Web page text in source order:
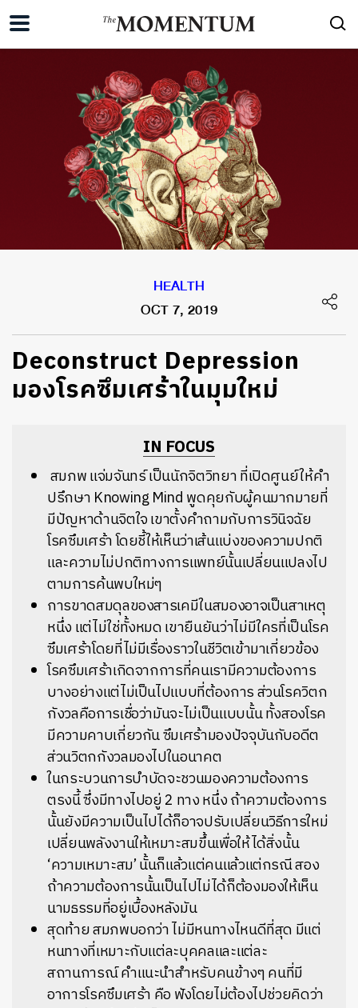
HEALTH
OCT 7, 2019
Deconstruct Depression
มองโรคซึมเศร้าในมุมใหม่
IN FOCUS
สมภพ แจ่มจันทร์ เป็นนักจิตวิทยา ที่เปิดศูนย์ให้คำ
ปรึกษา Knowing Mind พูดคุยกับผู้คนมากมายที่
มีปัญหาด้านจิตใจ เขาตั้งคำถามกับการวินิจฉัย
โรคซึมเศร้า โดยชี้ให้เห็นว่าเส้นแบ่งของความปกติ
และความไม่ปกติทางการแพทย์นั้นเปลี่ยนแปลงไป
ตามการค้นพบใหม่ๆ
การขาดสมดุลของสารเคมีในสมองอาจเป็นสาเหตุ
หนึ่ง แต่ไม่ใช่ทั้งหมด เขายืนยันว่าไม่มีใครที่เป็นโรค
ซึมเศร้าโดยที่ไม่มีเรื่องราวในชีวิตเข้ามาเกี่ยวข้อง
โรคซึมเศร้าเกิดจากการที่คนเรามีความต้องการ
บางอย่างแต่ไม่เป็นไปแบบที่ต้องการ ส่วนโรควิตก
กังวลคือการเชื่อว่ามันจะไม่เป็นแบบนั้น ทั้งสองโรค
มีความคาบเกี่ยวกัน ซึมเศร้ามองปัจจุบันกับอดีต
ส่วนวิตกกังวลมองไปในอนาคต
ในกระบวนการบำบัดจะชวนมองความต้องการ
ตรงนี้ ซึ่งมีทางไปอยู่ 2 ทาง หนึ่ง ถ้าความต้องการ
นั้นยังมีความเป็นไปได้ก็อาจปรับเปลี่ยนวิธีการใหม่
เปลี่ยนพลังงานให้เหมาะสมขึ้นเพื่อให้ได้สิ่งนั้น
‘ความเหมาะสม’ นั้นก็แล้วแต่คนแล้วแต่กรณี สอง
ถ้าความต้องการนั้นเป็นไปไม่ได้ก็ต้องมองให้เห็น
นามธรรมที่อยู่เบื้องหลังมัน
สุดท้าย สมภพบอกว่า ไม่มีหนทางไหนดีที่สุด มีแต่
หนทางที่เหมาะกับแต่ละบุคคลและแต่ละ
สถานการณ์ คำแนะนำสำหรับคนข้างๆ คนที่มี
อาการโรคซึมเศร้า คือ ฟังโดยไม่ต้องไปช่วยคิดว่า